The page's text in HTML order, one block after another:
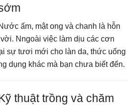
ấm, mật ong và chanh là hỗn
Nngoài việc làm dịu các cơn
sự tươi mới cho làn da, thức uống
dụng khác mà bạn chưa biết đến.
thuật trồng và chăm